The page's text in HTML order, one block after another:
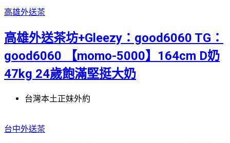
高雄外送茶
高雄外送茶坊+Gleezy：good6060 TG：
good6060 【momo-5000】164cm D奶
47kg 24歲飽滿堅挺大奶
台灣本土正妹外約
台中外送茶